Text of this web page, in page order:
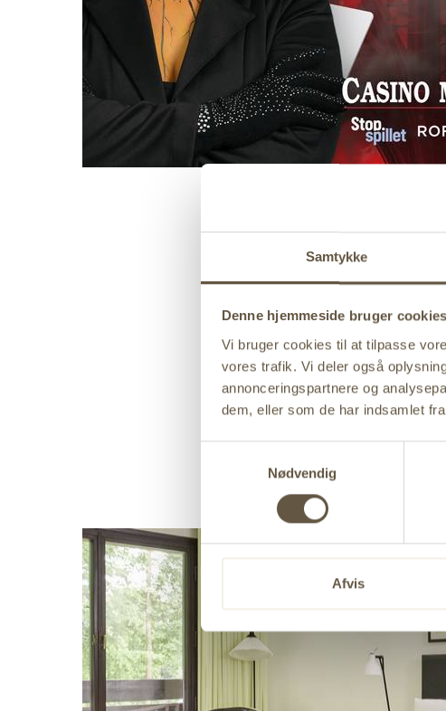
Samtykke
Denne hjemmeside bruger cookies
Vi bruger cookies til at tilpasse
vores trafik. Vi deler også
annonceringspartnere og
dem, eller som de har indsamlet
Nødvendig
Afvis
Four Seasons Fall
Der er fire startdage,
Det betyder, at du
ingen begrænsning
med sig til
Den populære Fall
spille med i. Her